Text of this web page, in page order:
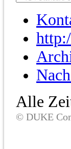
Alle
© DUKE